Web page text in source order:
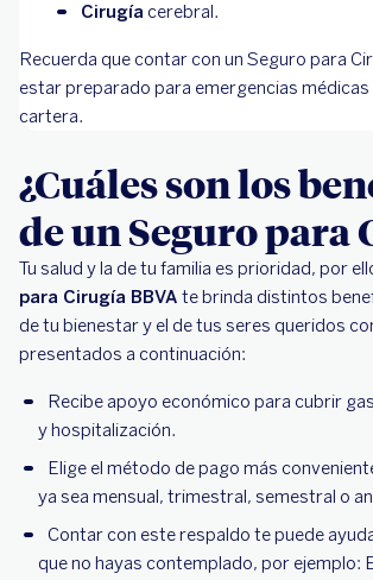
Cirugía cerebral.
Recuerda que contar con un Seguro para
estar preparado para emergencias médicas
cartera.
¿Cuáles son los
de un Seguro para
Tu salud y la de tu familia es prioridad, por
para Cirugía BBVA te brinda distintos
de tu bienestar y el de tus seres queridos
presentados a continuación:
Recibe apoyo económico para cubrir
y hospitalización.
Elige el método de pago más
ya sea mensual, trimestral, semestral o
Contar con este respaldo te puede
que no hayas contemplado, por ejemplo: